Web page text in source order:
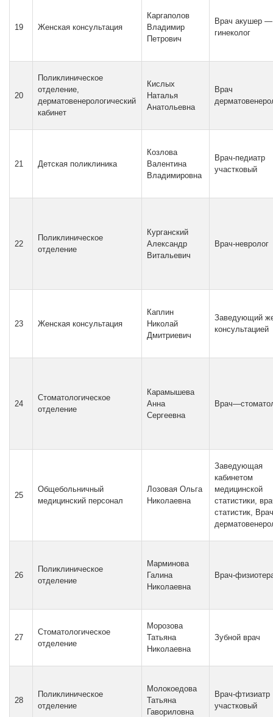
19 Женская консультация
Каргаполов
Владимир
Петрович
Врач акушер —
гинеколог
20
Поликлиническое
отделение,
дерматовенерологический
кабинет
Кислых
Наталья
Анатольевна
Врач
21 Детская поликлиника
Козлова
Валентина
Владимировна
Врач-педиатр
участковый
22
Поликлиническое
отделение
Курганский
Александр
Витальевич
Врач-невролог
23 Женская консультация
Каплин
Николай
Дмитриевич
Заведующий
консультацией
24
Стоматологическое
отделение
Карамышева
Анна
Сергеевна
25
Общебольничный
медицинский персонал
Лозовая Ольга
Николаевна
Заведующая
кабинетом
медицинской
статистики,
статистик,
26
Поликлиническое
отделение
Марминова
Галина
Николаевна
Врач-
27
Стоматологическое
отделение
Морозова
Татьяна
Николаевна
Зубной врач
28
Поликлиническое
отделение
Молокоедова
Татьяна
Гавориловна
Врач-фтизиатр
участковый